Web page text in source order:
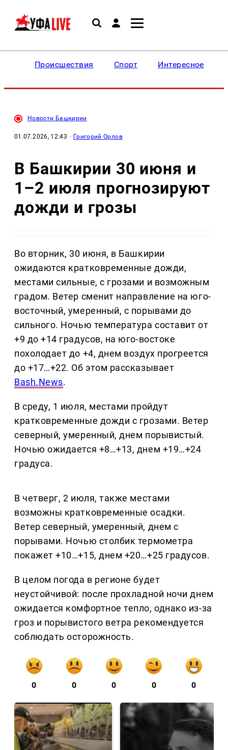
Происшествия Спорт Интересное
Новости Башкирии
01.07.2026, 12:43 · Григорий Орлов
В Башкирии 30 июня и
1–2 июля прогнозируют
дожди и грозы
Во вторник, 30 июня, в Башкирии
ожидаются кратковременные дожди,
местами сильные, с грозами и возможным
градом. Ветер сменит направление на юго-
восточный, умеренный, с порывами до
сильного. Ночью температура составит от
+9 до +14 градусов, на юго-востоке
похолодает до +4, днем воздух прогреется
до +17…+22. Об этом рассказывает
Bash.News.
В среду, 1 июля, местами пройдут
кратковременные дожди с грозами. Ветер
северный, умеренный, днем порывистый.
Ночью ожидается +8…+13, днем +19…+24
градуса.
В четверг, 2 июля, также местами
возможны кратковременные осадки.
Ветер северный, умеренный, днем с
порывами. Ночью столбик термометра
покажет +10…+15, днем +20…+25 градусов.
В целом погода в регионе будет
неустойчивой: после прохладной ночи днем
ожидается комфортное тепло, однако из-за
гроз и порывистого ветра рекомендуется
соблюдать осторожность.
0 0 0 0 0